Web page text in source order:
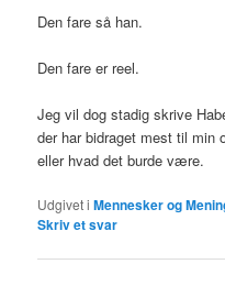
Den fare så han.
Den fare er reel.
Jeg vil dog stadig skrive
der har bidraget mest til min
eller hvad det burde være.
Udgivet i Mennesker og
Skriv et svar